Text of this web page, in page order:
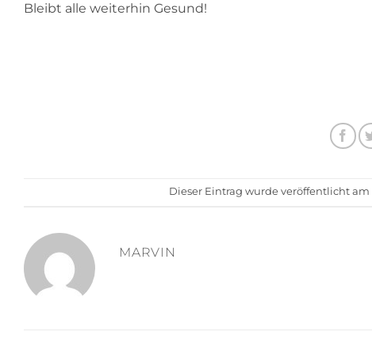
Bleibt alle weiterhin Gesund!
Dieser Eintrag wurde veröffentlicht am
MARVIN